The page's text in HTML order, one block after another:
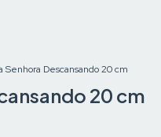
Senhora Descansando 20 cm
20 cm